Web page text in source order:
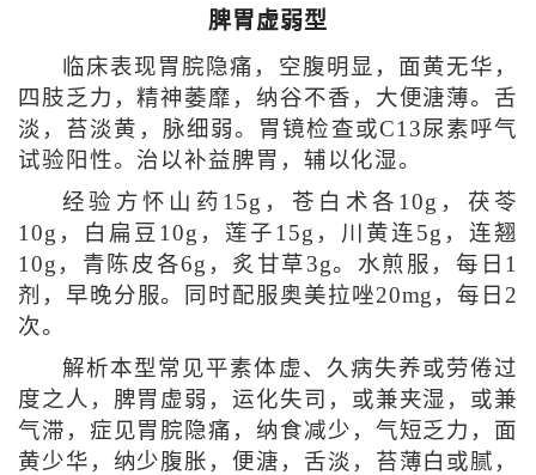
脾胃虚弱型
临床表现胃脘隐痛，空腹明显，面黄无华，
四肢乏力，精神萎靡，纳谷不香，大便溏薄。舌
淡，苔淡黄，脉细弱。胃镜检查或C13尿素呼气
试验阳性。治以补益脾胃，辅以化湿。
经验方怀山药15g，苍白术各10g，茯苓
10g，白扁豆10g，莲子15g，川黄连5g，连翘
10g，青陈皮各6g，炙甘草3g。水煎服，每日1
剂，早晚分服。同时配服奥美拉唑20mg，每日2
次。
解析本型常见平素体虚、久病失养或劳倦过
度之人，脾胃虚弱，运化失司，或兼夹湿，或兼
气滞，症见胃脘隐痛，纳食减少，气短乏力，面
黄少华，纳少腹胀，便溏，舌淡，苔薄白或腻，